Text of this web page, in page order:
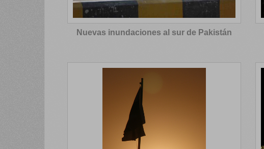
Nuevas inundaciones al sur de Pakistán